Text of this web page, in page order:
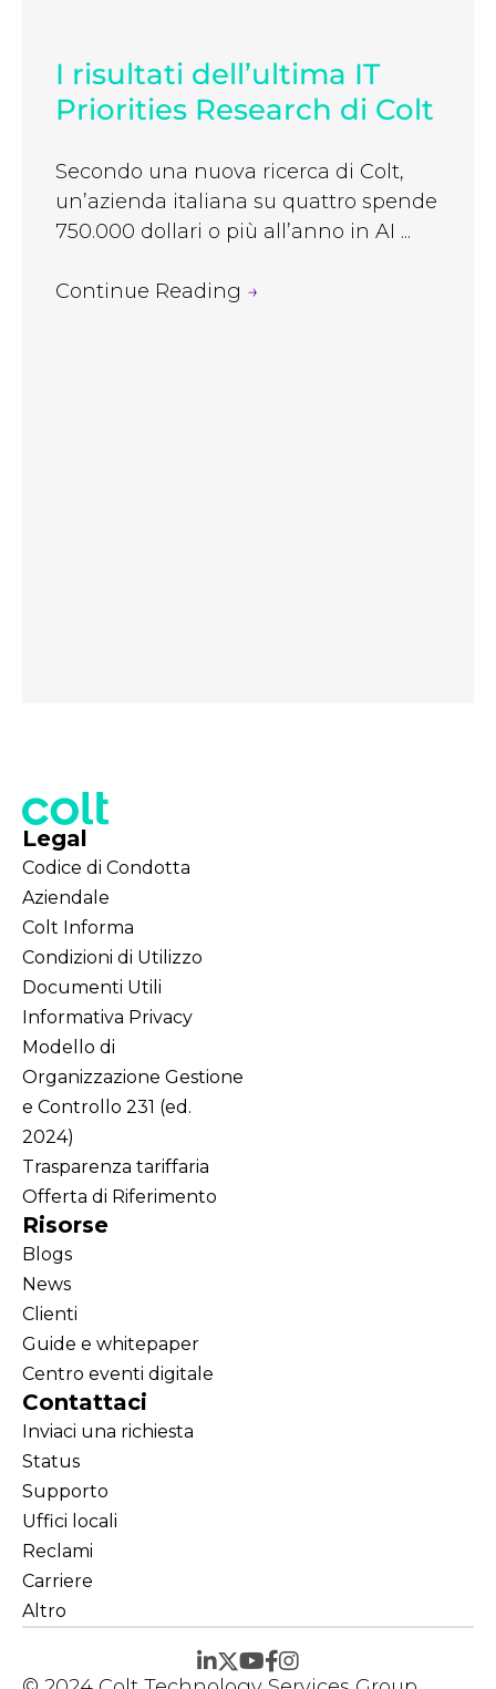
I risultati dell’ultima IT
Priorities Research di Colt
Secondo una nuova ricerca di Colt,
un’azienda italiana su quattro spende
750.000 dollari o più all’anno in AI ...
Continue Reading →
Legal
Codice di Condotta
Aziendale
Colt Informa
Condizioni di Utilizzo
Documenti Utili
Informativa Privacy
Modello di
Organizzazione Gestione
e Controllo 231 (ed.
2024)
Trasparenza tariffaria
Offerta di Riferimento
Risorse
Blogs
News
Clienti
Guide e whitepaper
Centro eventi digitale
Contattaci
Inviaci una richiesta
Status
Supporto
Uffici locali
Reclami
Carriere
Altro